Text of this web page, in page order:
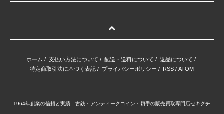
ホーム / 支払い方法について / 配送・送料について / 返品について /
特定商取引法に基づく表記 / プライバシーポリシー / RSS / ATOM
1964年創業の信頼と実績 古銭・アンティークコイン・切手の販売買取専門店セキグチ